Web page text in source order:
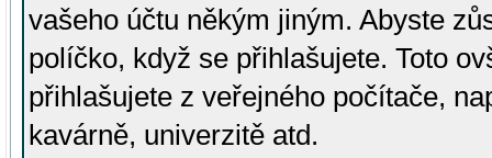
vašeho účtu někým jiným. Abyste
políčko, když se přihlašujete. Toto
přihlašujete z veřejného počítače,
kavárně, univerzitě atd.